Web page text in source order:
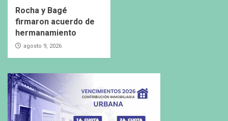
Rocha y Bagé
firmaron acuerdo de
hermanamiento
agosto 9, 2026